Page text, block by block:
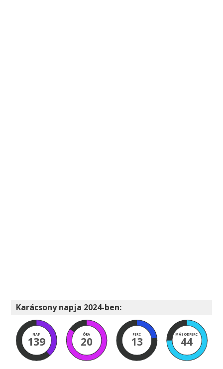
Karácsony napja 2024-ben:
NAP
139
ÓRA
20
PERC
13
MÁSODPERC
43